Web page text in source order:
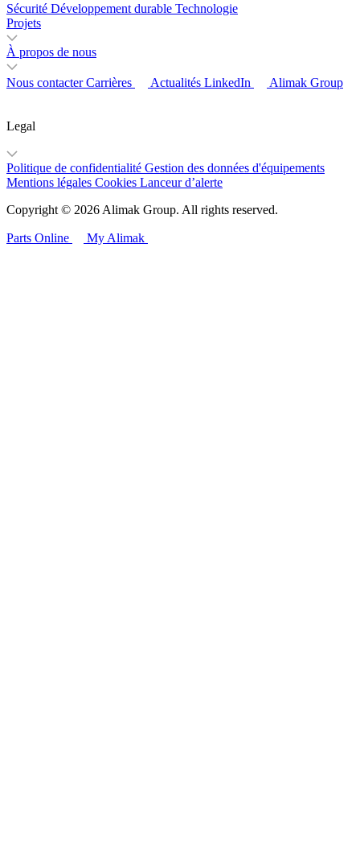
Sécurité Développement durable Technologie
Projets
À propos de nous
Nous contacter Carrières Actualités LinkedIn Alimak Group
Legal
Politique de confidentialité Gestion des données d'équipements
Mentions légales Cookies Lanceur d’alerte
Copyright © 2026 Alimak Group. All rights reserved.
Parts Online My Alimak